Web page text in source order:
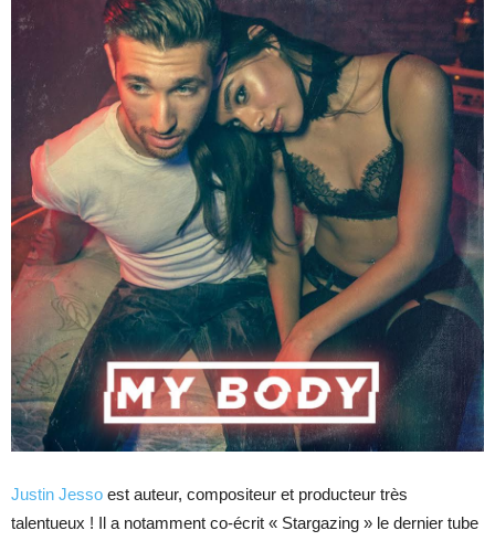
Justin Jesso est auteur, compositeur et producteur très
talentueux ! Il a notamment co-écrit « Stargazing » le dernier tube